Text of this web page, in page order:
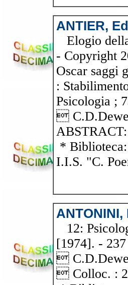
ANTIER,
Elogio
- Copyright
Oscar saggi
:
Psicologia ;

* Biblioteca:
I.I.S. "C.
ANTONINI,
12:
[1974]. -

 Colloc. :